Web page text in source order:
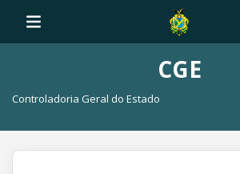
CGE
Controladoria Geral do Estado